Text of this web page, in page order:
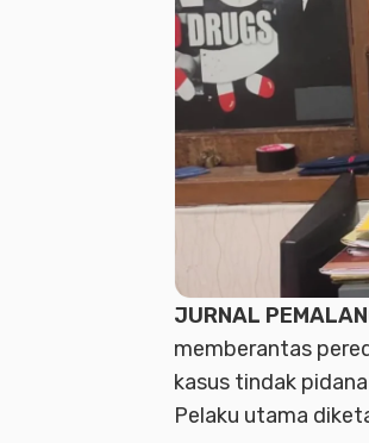
JURNAL
memberantas
kasus tindak
Pelaku utama